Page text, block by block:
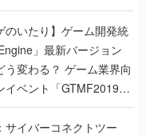
う変わる？ ゲーム業界向
イベント「GTMF2019」
解を深めよう【PR】
サイバーコネクトツー
はオレが取る。だから、
いか──男の熱意はチーム
、『.hack』成功の活路を